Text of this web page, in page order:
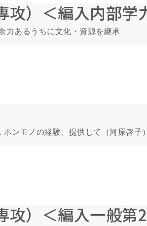
攻）＜編入内部学
あるうちに文化・資源を継承
ンモノの経験、提供して（河原啓子
攻）＜編入一般第